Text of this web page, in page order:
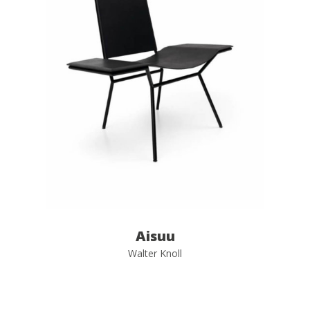
Aisuu
Walter Knoll